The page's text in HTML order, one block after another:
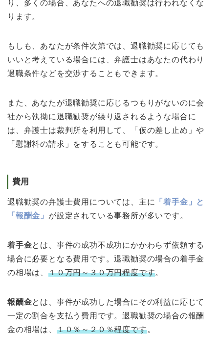
り、多くの場合、あなたへの退職勧奨は行われなくな
ります。
もしも、あなたが条件次第では、退職勧奨に応じても
いいと考えている場合には、弁護士はあなたの代わり
退職条件などを交渉することもできます。
また、あなたが退職勧奨に応じるつもりがないのに会
社から執拗に退職勧奨が繰り返されるような場合に
は、弁護士は裁判所を利用して、「仮の差し止め」や
「慰謝料の請求」をすることも可能です。
費用
退職勧奨の弁護士費用については、主に
「着手金」と
「報酬金」 が設定されている事務所が多いです。
着手金とは、事件の成功不成功にかかわらず依頼する
場合に必要となる費用です。退職勧奨の場合の着手金
の相場は、 １０万円～３０万円程度です。
報酬金とは、事件が成功した場合にその利益に応じて
一定の割合を支払う費用です。退職勧奨の場合の報酬
金の相場は、 １０％～２０％程度です。